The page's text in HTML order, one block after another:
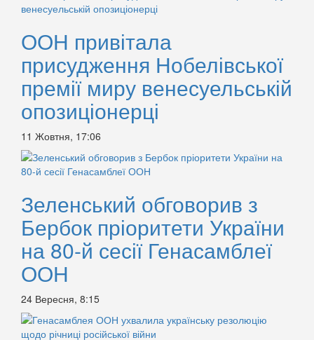
ООН привітала
присудження Нобелівської
премії миру венесуельській
опозиціонерці
11 Жовтня, 17:06
Зеленський обговорив з
Бербок пріоритети України
на 80-й сесії Генасамблеї
ООН
24 Вересня, 8:15